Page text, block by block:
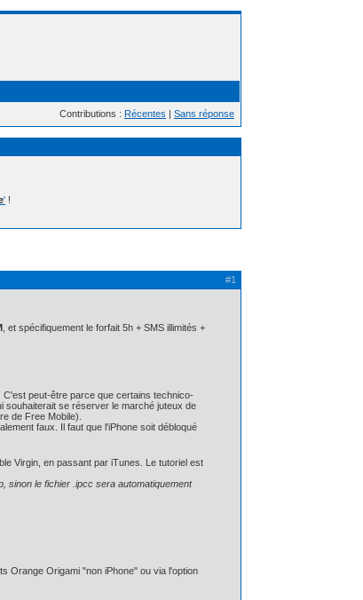
Contributions : Récentes | Sans réponse
' !
#1
, et spécifiquement le forfait 5h + SMS illimités +
C'est peut-être parce que certains technico-
souhaiterait se réserver le marché juteux de
de Free Mobile).
faux. Il faut que l'iPhone soit débloqué
Virgin, en passant par iTunes. Le tutoriel est
sinon le fichier .ipcc sera automatiquement
Orange Origami "non iPhone" ou via l'option